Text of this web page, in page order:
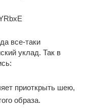
все-таки
уклад. Так в
приоткрыть шею,
образа.